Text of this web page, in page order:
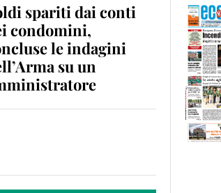
spariti dai conti
condomini,
le indagini
su un